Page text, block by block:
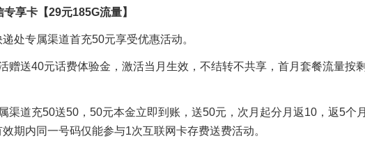
专享卡【29元185G流量】
处专属渠道首充50元享受优惠活动。
赠送40元话费体验金，激活当月生效，不结转不共享，首月套餐流量按
渠道充50送50，50元本金立即到账，送50元，次月起分月返10，返5个
期内同一号码仅能参与1次互联网卡存费送费活动。